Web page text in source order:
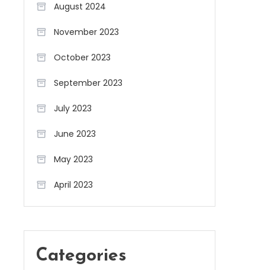
August 2024
November 2023
October 2023
September 2023
July 2023
June 2023
May 2023
April 2023
Categories